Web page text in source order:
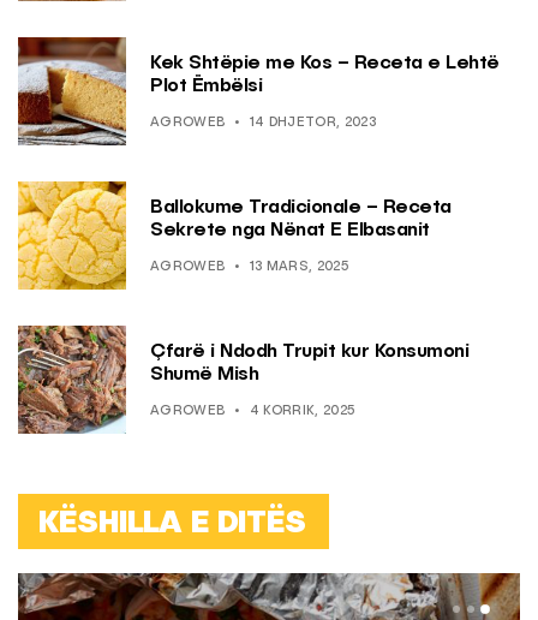
Kek Shtëpie me Kos – Receta e Lehtë
Plot Ëmbëlsi
AGROWEB 14 DHJETOR, 2023
Ballokume Tradicionale – Receta
Sekrete nga Nënat E Elbasanit
AGROWEB 13 MARS, 2025
Çfarë i Ndodh Trupit kur Konsumoni
Shumë Mish
AGROWEB 4 KORRIK, 2025
KËSHILLA E DITËS